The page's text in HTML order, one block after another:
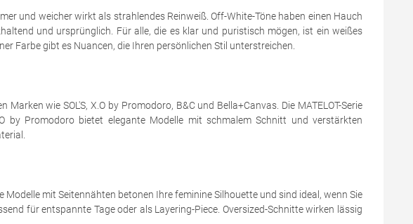
und weicher wirkt als strahlendes Reinweiß. Off-White-Töne haben einen Hauch
und ursprünglich. Für alle, die es klar und puristisch mögen, ist ein weißes
Farbe gibt es Nuancen, die Ihren persönlichen Stil unterstreichen.
wie SOL'S, X.O by Promodoro, B&C und Bella+Canvas. Die MATELOT-Serie
by Promodoro bietet elegante Modelle mit schmalem Schnitt und verstärkten
mit Seitennähten betonen Ihre feminine Silhouette und sind ideal, wenn Sie
für entspannte Tage oder als Layering-Piece. Oversized-Schnitte wirken lässig